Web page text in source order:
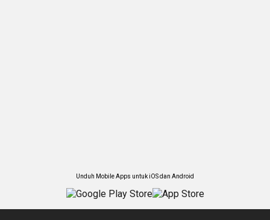
Unduh Mobile Apps untuk iOS dan Android